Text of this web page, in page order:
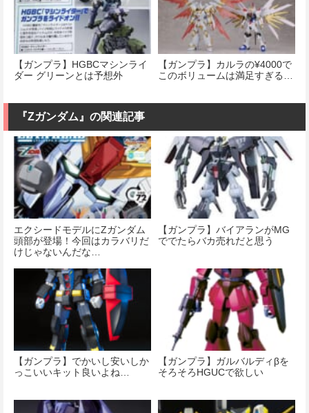
【ガンプラ】HGBCマシンライ
ダー グリーンとは予想外
【ガンプラ】カルラの¥4000で
このボリュームは満足すぎる…
『Ζガンダム』の関連記事
エクシードモデルにΖガンダム
頭部が登場！今回はカラバリだ
けじゃないんだな…
【ガンプラ】バイアランがMG
ででたらバカ売れだと思う
【ガンプラ】でかいし安いしか
っこいいキット良いよね…
【ガンプラ】ガルバルディβを
そろそろHGUCで欲しい